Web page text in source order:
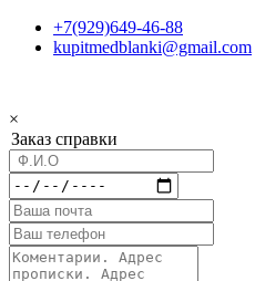
+7(929)649-46-88
kupitmedblanki@gmail.com
×
Заказ справки